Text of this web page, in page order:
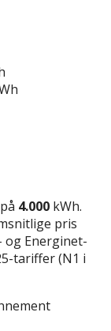
4.000 kWh.
pris
og Energinet-
tariffer (N1 i